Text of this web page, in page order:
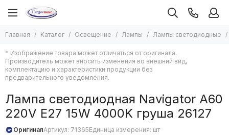
Освещение
Административно-офисное освещение
Бытовое освещение
Лампы
Лампы
Лампы светодиодные
Лампы накаливания
Лампы галогенные
Лампы люминесцентные компактные
Лампы газоразрядные высокого давления
Лампы декоративные
Трековые системы
Модули светодиодные
Гирлянды
Главная Каталог Освещение Лампы Лампы светодиодные
* Изображение товара может отличаться от оригинала.
Производитель может вносить изменения во внешний вид,
комплектацию и характеристики продукции без
предварительного уведомления.
Лампа светодиодная Navigator A60
220V Е27 15W 4000K груша 26127
ОригиналАртикул: 71365Единица измерения: шт